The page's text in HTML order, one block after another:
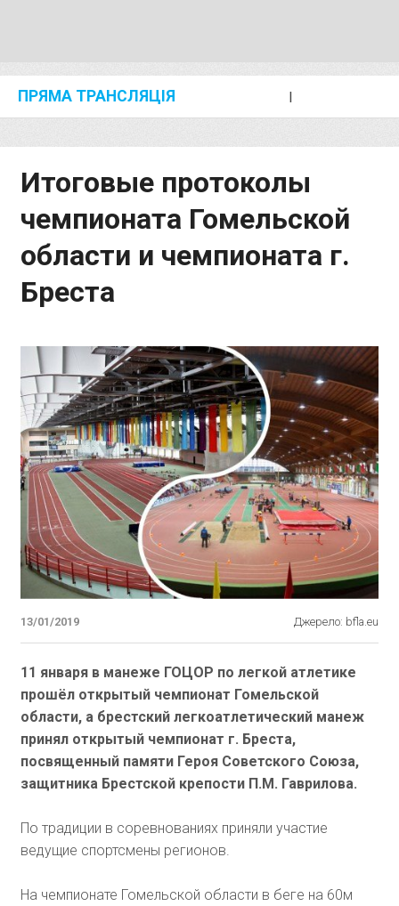
ПРЯМА ТРАНСЛЯЦІЯ I
Итоговые протоколы
чемпионата Гомельской
области и чемпионата г.
Бреста
13/01/2019 Джерело: bfla.eu
11 января в манеже ГОЦОР по легкой атлетике
прошёл открытый чемпионат Гомельской
области, а брестский легкоатлетический манеж
принял открытый чемпионат г. Бреста,
посвященный памяти Героя Советского Союза,
защитника Брестской крепости П.М. Гаврилова.
По традиции в соревнованиях приняли участие
ведущие спортсмены регионов.
На чемпионате Гомельской области в беге на 60м